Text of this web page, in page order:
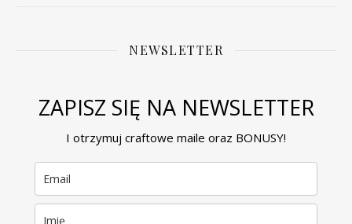
NEWSLETTER
ZAPISZ SIĘ NA NEWSLETTER
I otrzymuj craftowe maile oraz BONUSY!